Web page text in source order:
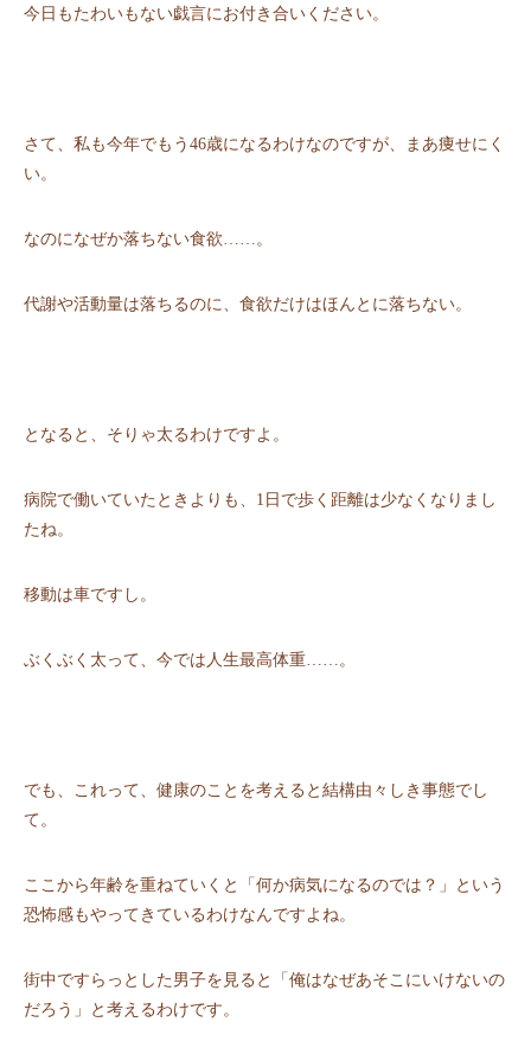
今⽇もたわいもない戯⾔にお付き合いください。
さて、私も今年でもう46歳になるわけなのですが、まあ痩せにく
い。
なのになぜか落ちない⾷欲……。
代謝や活動量は落ちるのに、⾷欲だけはほんとに落ちない。
となると、そりゃ太るわけですよ。
病院で働いていたときよりも、1⽇で歩く距離は少なくなりまし
たね。
移動は⾞ですし。
ぶくぶく太って、今では⼈⽣最⾼体重……。
でも、これって、健康のことを考えると結構由々しき事態でし
て。
ここから年齢を重ねていくと「何か病気になるのでは？」という
恐怖感もやってきているわけなんですよね。
街中ですらっとした男⼦を⾒ると「俺はなぜあそこにいけないの
だろう」と考えるわけです。